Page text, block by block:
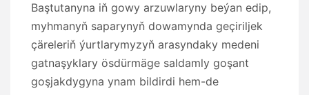
Baştutanyna iň gowy arzuwlaryny beýan edip,
myhmanyň saparynyň dowamynda geçiriljek
çäreleriň ýurtlarymyzyň arasyndaky medeni
gatnaşyklary ösdürmäge saldamly goşant
goşjakdygyna ynam bildirdi hem-de